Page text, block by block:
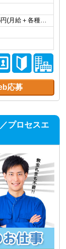
(月給＋各種…
応募
プロセスエ